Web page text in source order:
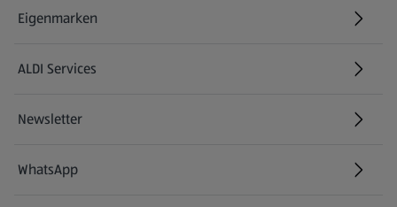
Eigenmarken
ALDI Services
Newsletter
WhatsApp